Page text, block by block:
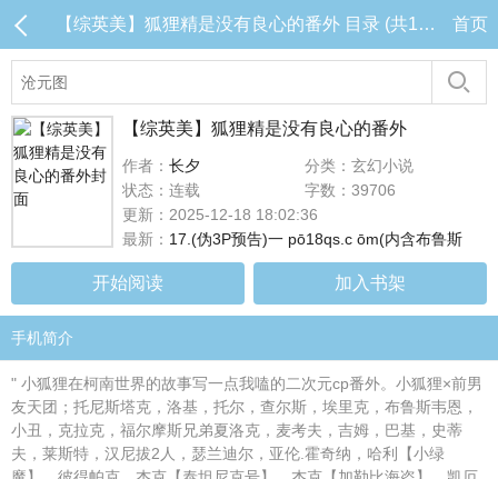
【综英美】狐狸精是没有良心的番外 目录 (共17章) 首页
【综英美】狐狸精是没有良心的番外
作者： 长夕
分类：玄幻小说
状态：连载
字数：39706
更新：2025-12-18 18:02:36
最新： 17.(伪3P预告)一 pō18qs.c ōm(内含布鲁斯
开始阅读 加入书架
手机简介
" 小狐狸在柯南世界的故事写一点我嗑的二次元cp番外。小狐狸×前男
友天团；托尼斯塔克，洛基，托尔，查尔斯，埃里克，布鲁斯韦恩，
小丑，克拉克，福尔摩斯兄弟夏洛克，麦考夫，吉姆，巴基，史蒂
夫，莱斯特，汉尼拔2人，瑟兰迪尔，亚伦.霍奇纳，哈利【小绿